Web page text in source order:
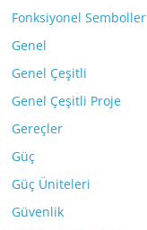
Fonksiyonel Semboller
Genel
Genel Çeşitli
Genel Çeşitli Proje
Gereçler
Güç
Güç Üniteleri
Güvenlik